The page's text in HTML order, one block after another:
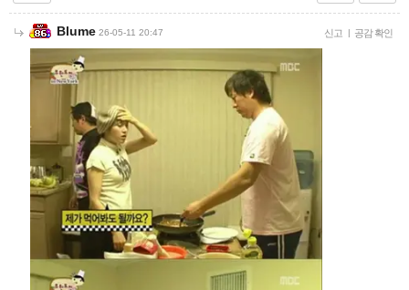
Blume 26-05-11 20:47 신고 공감 확인